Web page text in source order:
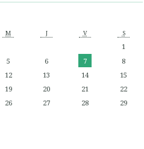
M J V S
1
5 6 7
8
12 13 14
15
19 20 21
22
26 27 28
29